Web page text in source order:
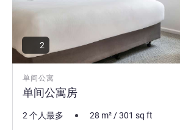
单间公寓
单间公寓房
2
2 个人最多 28 m²/301 sq ft